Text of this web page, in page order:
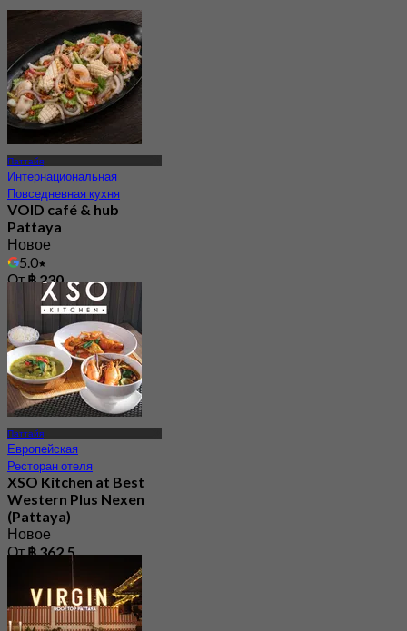
Паттайя
Интернациональная
Повседневная кухня
VOID café & hub
Pattaya
Новое
5.0
От฿ 230
Паттайя
Европейская
Ресторан отеля
XSO Kitchen at Best
Western Plus Nexen
(Pattaya)
Новое
От฿ 362.5